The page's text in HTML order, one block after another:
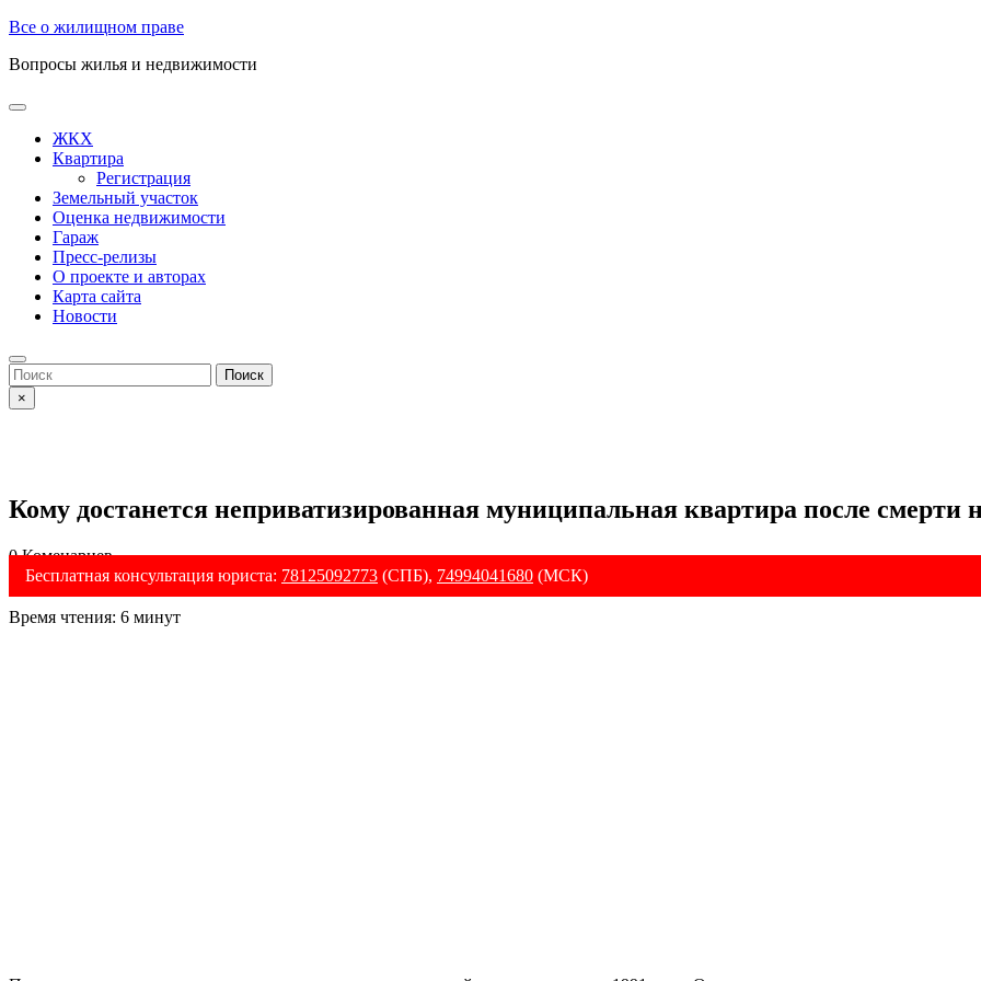
Skip
content
Все о жилищном праве
Вопросы жилья и недвижимости
Open
ButtonЖКХ
Квартира
Регистрация
Земельный участок
Оценка недвижимости
Гараж
Пресс-релизы
О проекте и авторах
Карта сайта
Новости
Close
Button
Search
for:
×
Кому достанется неприватизированная муниципальная квартира после смерти
0 Коменариев
Бесплатная консультация юриста: 78125092773 (СПБ), 74994041680 (МСК)
Время чтения: 6 минут